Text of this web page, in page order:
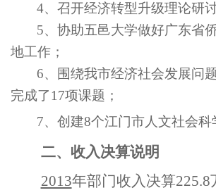
4、召开经济转型升级理论研
5、协助五邑大学做好广东省
地工作；
6、围绕我市经济社会发展问
完成了17项课题；
7、创建8个江门市人文社会科
二、收入决算说明
2013年部门收入决算225.8